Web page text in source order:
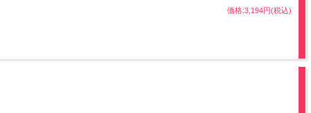
価格:3,194円(税込)